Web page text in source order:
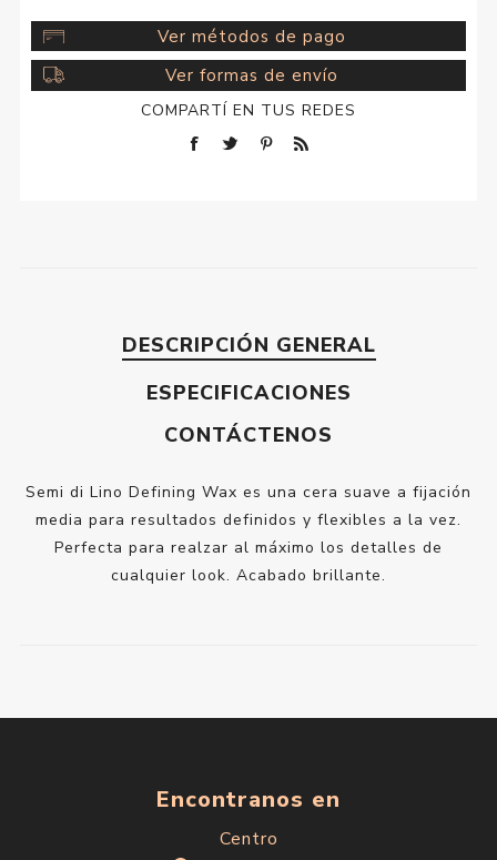
Ver métodos de pago
Ver formas de envío
COMPARTÍ EN TUS REDES
DESCRIPCIÓN GENERAL
ESPECIFICACIONES
CONTÁCTENOS
Semi di Lino Defining Wax es una cera suave a fijación
media para resultados definidos y flexibles a la vez.
Perfecta para realzar al máximo los detalles de
cualquier look. Acabado brillante.
Encontranos en
Centro